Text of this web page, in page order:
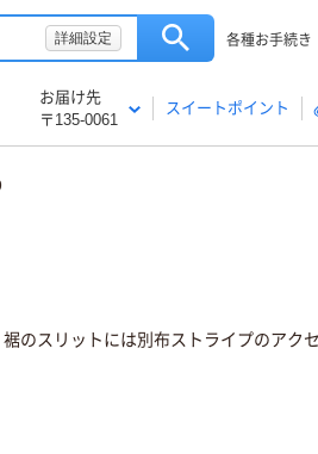
詳細設定 各種お手続き
お届け先
〒135-0061
スイートポイント
のスリットには別布ストライプのアク